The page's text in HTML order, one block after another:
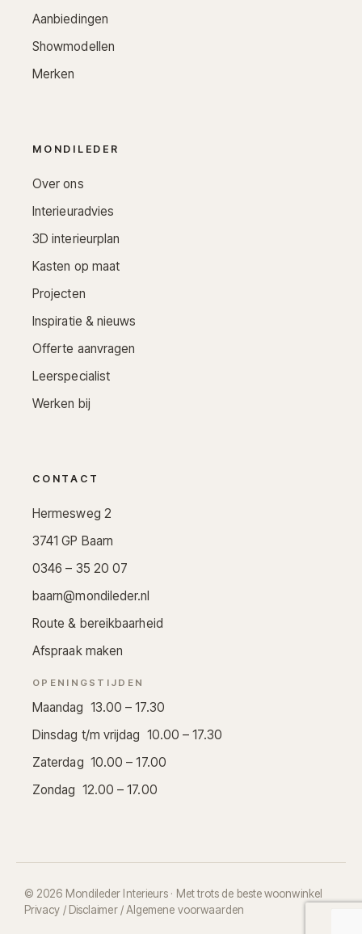
Aanbiedingen
Showmodellen
Merken
MONDILEDER
Over ons
Interieuradvies
3D interieurplan
Kasten op maat
Projecten
Inspiratie & nieuws
Offerte aanvragen
Leerspecialist
Werken bij
CONTACT
Hermesweg 2
3741 GP Baarn
0346 – 35 20 07
baarn@mondileder.nl
Route & bereikbaarheid
Afspraak maken
OPENINGSTIJDEN
Maandag 13.00 – 17.30
Dinsdag t/m vrijdag 10.00 – 17.30
Zaterdag 10.00 – 17.00
Zondag 12.00 – 17.00
© 2026 Mondileder Interieurs · Met trots de beste woonwinkel
Privacy / Disclaimer / Algemene voorwaarden